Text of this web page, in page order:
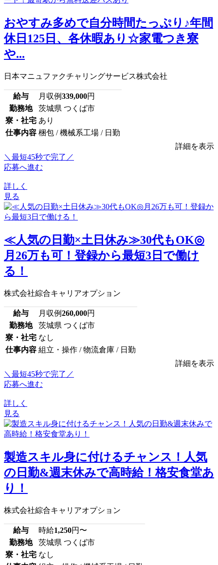
おやすみ多めで自分時間たっぷり♪年間
休日125日、各休暇あり☆家電つき寮
や...
日本マニュファクチャリングサービス株式会社
給与 月収例339,000円
勤務地
茨城県 つくば市
寮・社宅 あり
仕事内容 梱包 / 機械系工場 / 日勤
詳細を表示
＼最短45秒で完了／
応募へ進む
詳しく
見る
≪人気の日勤×土日休み≫30代もOK◎
月26万も可！登録から最短3日で働け
る！
株式会社綜合キャリアオプション
給与 月収例260,000円
勤務地
茨城県 つくば市
寮・社宅 なし
仕事内容 組立・操作 / 物流倉庫 / 日勤
詳細を表示
＼最短45秒で完了／
応募へ進む
詳しく
見る
製造スキル身に付けるチャンス！人気
の日勤&週末休みで高時給！格安食堂あ
り！
株式会社綜合キャリアオプション
給与 時給1,250円〜
勤務地
茨城県 つくば市
寮・社宅 なし